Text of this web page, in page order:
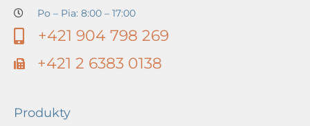
Po – Pia: 8:00 – 17:00
+421 904 798 269
+421 2 6383 0138
Produkty